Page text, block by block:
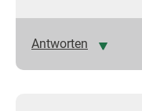
Antworten